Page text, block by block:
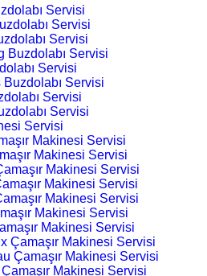
Servisi
Servisi
Servisi
Buzdolabı Servisi
Servisi
Buzdolabı Servisi
Servisi
Servisi
Servisi
Makinesi Servisi
Makinesi Servisi
Makinesi Servisi
Makinesi Servisi
Makinesi Servisi
Makinesi Servisi
Makinesi Servisi
Çamaşır Makinesi Servisi
Çamaşır Makinesi Servisi
Makinesi Servisi